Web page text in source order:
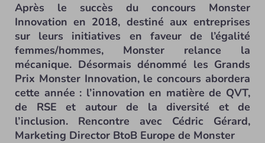
Après le succès du concours Monster
Innovation en 2018, destiné aux entreprises
sur leurs initiatives en faveur de l’égalité
femmes/hommes, Monster relance la
mécanique. Désormais dénommé les Grands
Prix Monster Innovation, le concours abordera
cette année : l’innovation en matière de QVT,
de RSE et autour de la diversité et de
l’inclusion. Rencontre avec Cédric Gérard,
Marketing Director BtoB Europe de Monster